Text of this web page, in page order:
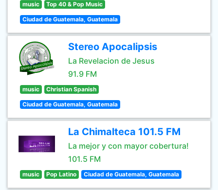
music Top 40 & Pop Music
Ciudad de Guatemala, Guatemala
Stereo Apocalipsis
La Revelacion de Jesus
91.9 FM
music Christian Spanish
Ciudad de Guatemala, Guatemala
La Chimalteca 101.5 FM
La mejor y con mayor cobertura!
101.5 FM
music Pop Latino Ciudad de Guatemala, Guatemala